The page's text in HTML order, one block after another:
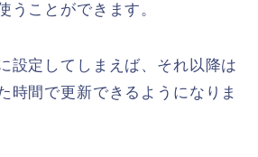
うことができます。
設定してしまえば、それ以降は
時間で更新できるようになりま